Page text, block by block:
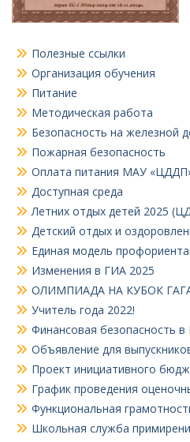
Полезные ссылки
Организация обучения
Питание
Методическая работа
Безопасность на железной
Пожарная безопасность
Оплата питания МАУ
Доступная среда
Летних отдых детей 2025
Детский отдых и
Единая модель
Изменения в ГИА 2025
ОЛИМПИАДА НА КУБОК
Учитель года 2022!
Финансовая безопасность в
Объявление для
Проект инициативного
График проведения
Функциональная
Школьная служба